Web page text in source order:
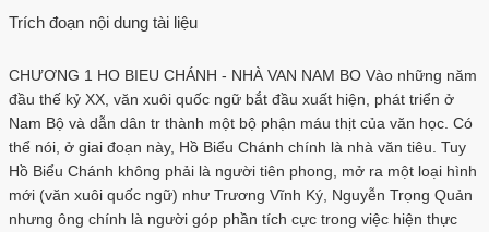
Trích đoạn nội dung tài liệu
CHƯƠNG 1 HO BIEU CHÁNH - NHÀ VAN NAM BO Vào những năm
đầu thế kỷ XX, văn xuôi quốc ngữ bắt đầu xuất hiện, phát triển ở
Nam Bộ và dẫn dân tr thành một bộ phận máu thịt của văn học. Có
thể nói, ở giai đoạn này, Hồ Biểu Chánh chính là nhà văn tiêu. Tuy
Hồ Biểu Chánh không phải là người tiên phong, mở ra một loại hình
mới (văn xuôi quốc ngữ) như Trương Vĩnh Ký, Nguyễn Trọng Quản
nhưng ông chính là người góp phần tích cực trong việc hiện thực